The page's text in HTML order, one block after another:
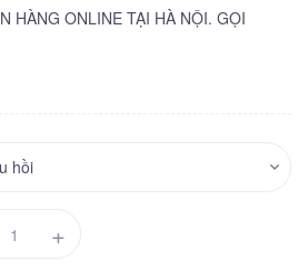
HÀNG ONLINE TẠI HÀ NỘI. GỌI
+